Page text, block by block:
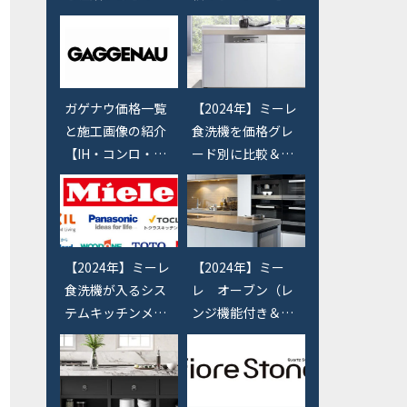
か？一覧で紹介
格か？ゼオライト
か？】
ガゲナウ価格一覧
と施工画像の紹介
【IH・コンロ・オ
ーブン・バーベキ
ューグリル・食洗
機】
【2024年】ミーレ
食洗機を価格グレ
ード別に比較＆値
段別の違いを説明
【幅60cm＆45c
m】
【2024年】ミーレ
食洗機が入るシス
テムキッチンメー
カー調査【リクシ
ル・クリナップ・
パナソニック・タ
【2024年】ミー
レ オーブン（レ
ンジ機能付き＆ス
チームオーブン）
の価格と選び方
【miele】
きたいショールー
シンクなど】